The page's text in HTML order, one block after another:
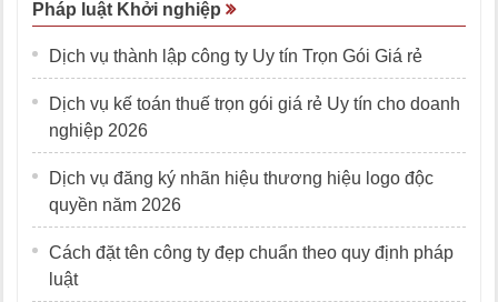
Pháp luật Khởi nghiệp
Dịch vụ thành lập công ty Uy tín Trọn Gói Giá rẻ
Dịch vụ kế toán thuế trọn gói giá rẻ Uy tín cho doanh
nghiệp 2026
Dịch vụ đăng ký nhãn hiệu thương hiệu logo độc
quyền năm 2026
Cách đặt tên công ty đẹp chuẩn theo quy định pháp
luật